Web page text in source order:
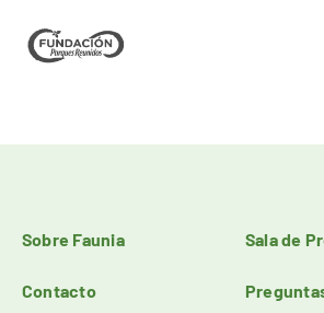
Sobre Faunia Sala de
Contacto